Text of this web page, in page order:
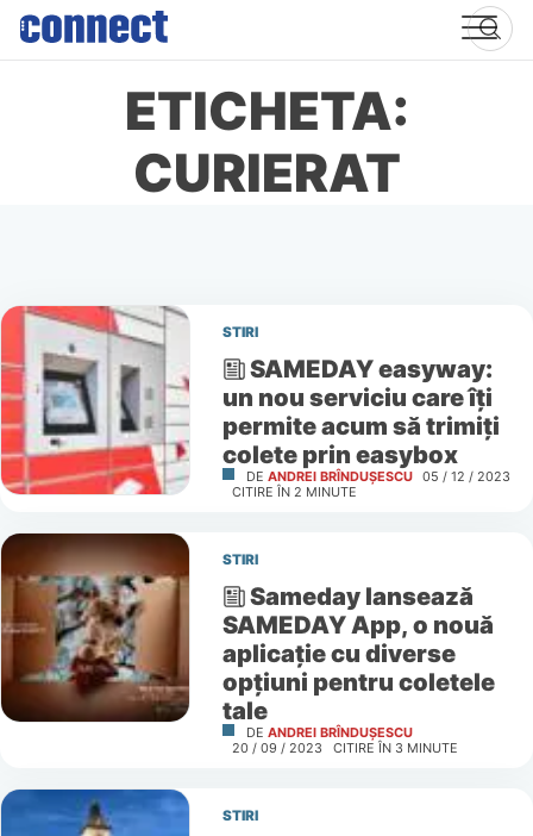
Skip
content
ETICHETA:
CURIERAT
STIRI
SAMEDAY easyway:
un nou serviciu care îți
permite acum să trimiți
colete prin easybox
DE ANDREI BRÎNDUȘESCU 05 / 12 / 2023
CITIRE ÎN 2 MINUTE
STIRI
Sameday lansează
SAMEDAY App, o nouă
aplicație cu diverse
opțiuni pentru coletele
tale
DE ANDREI BRÎNDUȘESCU
20 / 09 / 2023
CITIRE ÎN 3 MINUTE
STIRI